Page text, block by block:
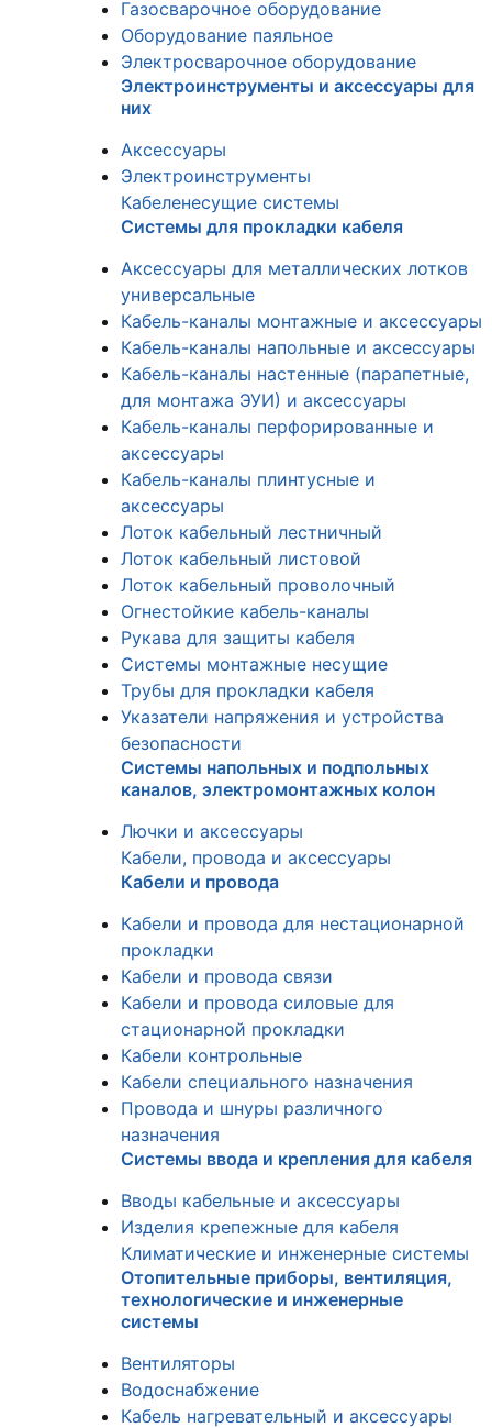
Газосварочное оборудование
Оборудование паяльное
Электросварочное оборудование
Электроинструменты и аксессуары для
них
Аксессуары
Электроинструменты
Кабеленесущие системы
Системы для прокладки кабеля
Аксессуары для металлических лотков
универсальные
Кабель-каналы монтажные и аксессуары
Кабель-каналы напольные и аксессуары
Кабель-каналы настенные (парапетные,
для монтажа ЭУИ) и аксессуары
Кабель-каналы перфорированные и
аксессуары
Кабель-каналы плинтусные и
аксессуары
Лоток кабельный лестничный
Лоток кабельный листовой
Лоток кабельный проволочный
Огнестойкие кабель-каналы
Рукава для защиты кабеля
Системы монтажные несущие
Трубы для прокладки кабеля
Указатели напряжения и устройства
безопасности
Системы напольных и подпольных
каналов, электромонтажных колон
Лючки и аксессуары
Кабели, провода и аксессуары
Кабели и провода
Кабели и провода для нестационарной
прокладки
Кабели и провода связи
Кабели и провода силовые для
стационарной прокладки
Кабели контрольные
Кабели специального назначения
Провода и шнуры различного
назначения
Системы ввода и крепления для кабеля
Вводы кабельные и аксессуары
Изделия крепежные для кабеля
Климатические и инженерные системы
Отопительные приборы, вентиляция,
технологические и инженерные
системы
Вентиляторы
Водоснабжение
Кабель нагревательный и аксессуары